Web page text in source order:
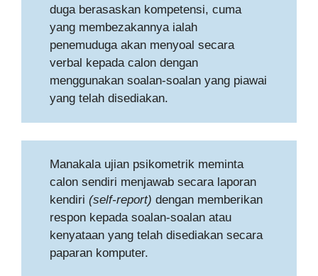
duga berasaskan kompetensi, cuma
yang membezakannya ialah
penemuduga akan menyoal secara
verbal kepada calon dengan
menggunakan soalan-soalan yang piawai
yang telah disediakan.
Manakala ujian psikometrik meminta
calon sendiri menjawab secara laporan
kendiri(self-report) dengan memberikan
respon kepada soalan-soalan atau
kenyataan yang telah disediakan secara
paparan komputer.